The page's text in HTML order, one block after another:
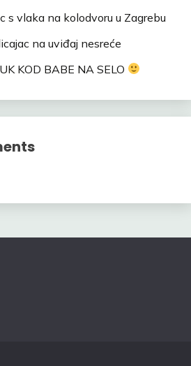
s vlaka na kolodvoru u Zagrebu
na uviđaj nesreće
KOD BABE NA SELO